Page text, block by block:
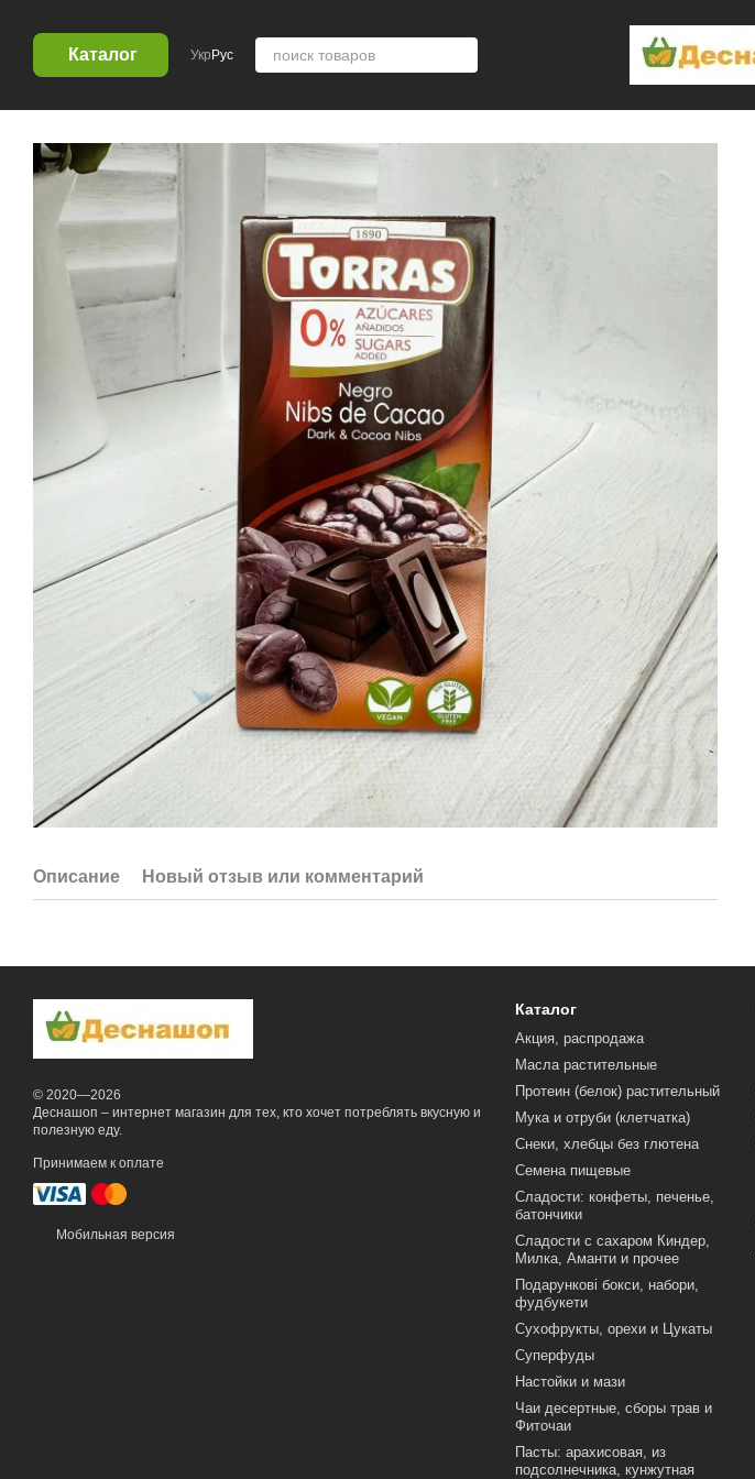
Каталог Укр Рус
Описание Новый отзыв или комментарий
© 2020—2026
Деснашоп – интернет магазин для тех, кто хочет потреблять вкусную и
полезную еду.
Принимаем к оплате
Мобильная версия
Каталог
Акция, распродажа
Масла растительные
Протеин (белок) растительный
Мука и отруби (клетчатка)
Снеки, хлебцы без глютена
Семена пищевые
Сладости: конфеты, печенье,
батончики
Сладости с сахаром Киндер,
Милка, Аманти и прочее
Подарункові бокси, набори,
фудбукети
Сухофрукты, орехи и Цукаты
Суперфуды
Настойки и мази
Чаи десертные, сборы трав и
Фиточаи
Пасты: арахисовая, из
подсолнечника, кунжутная